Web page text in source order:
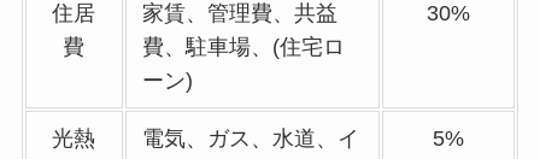
住居
費
家賃、管理費、共益
費、駐車場、(住宅ロ
ーン)
30%
光熱
電気、ガス、水道、イ
5%